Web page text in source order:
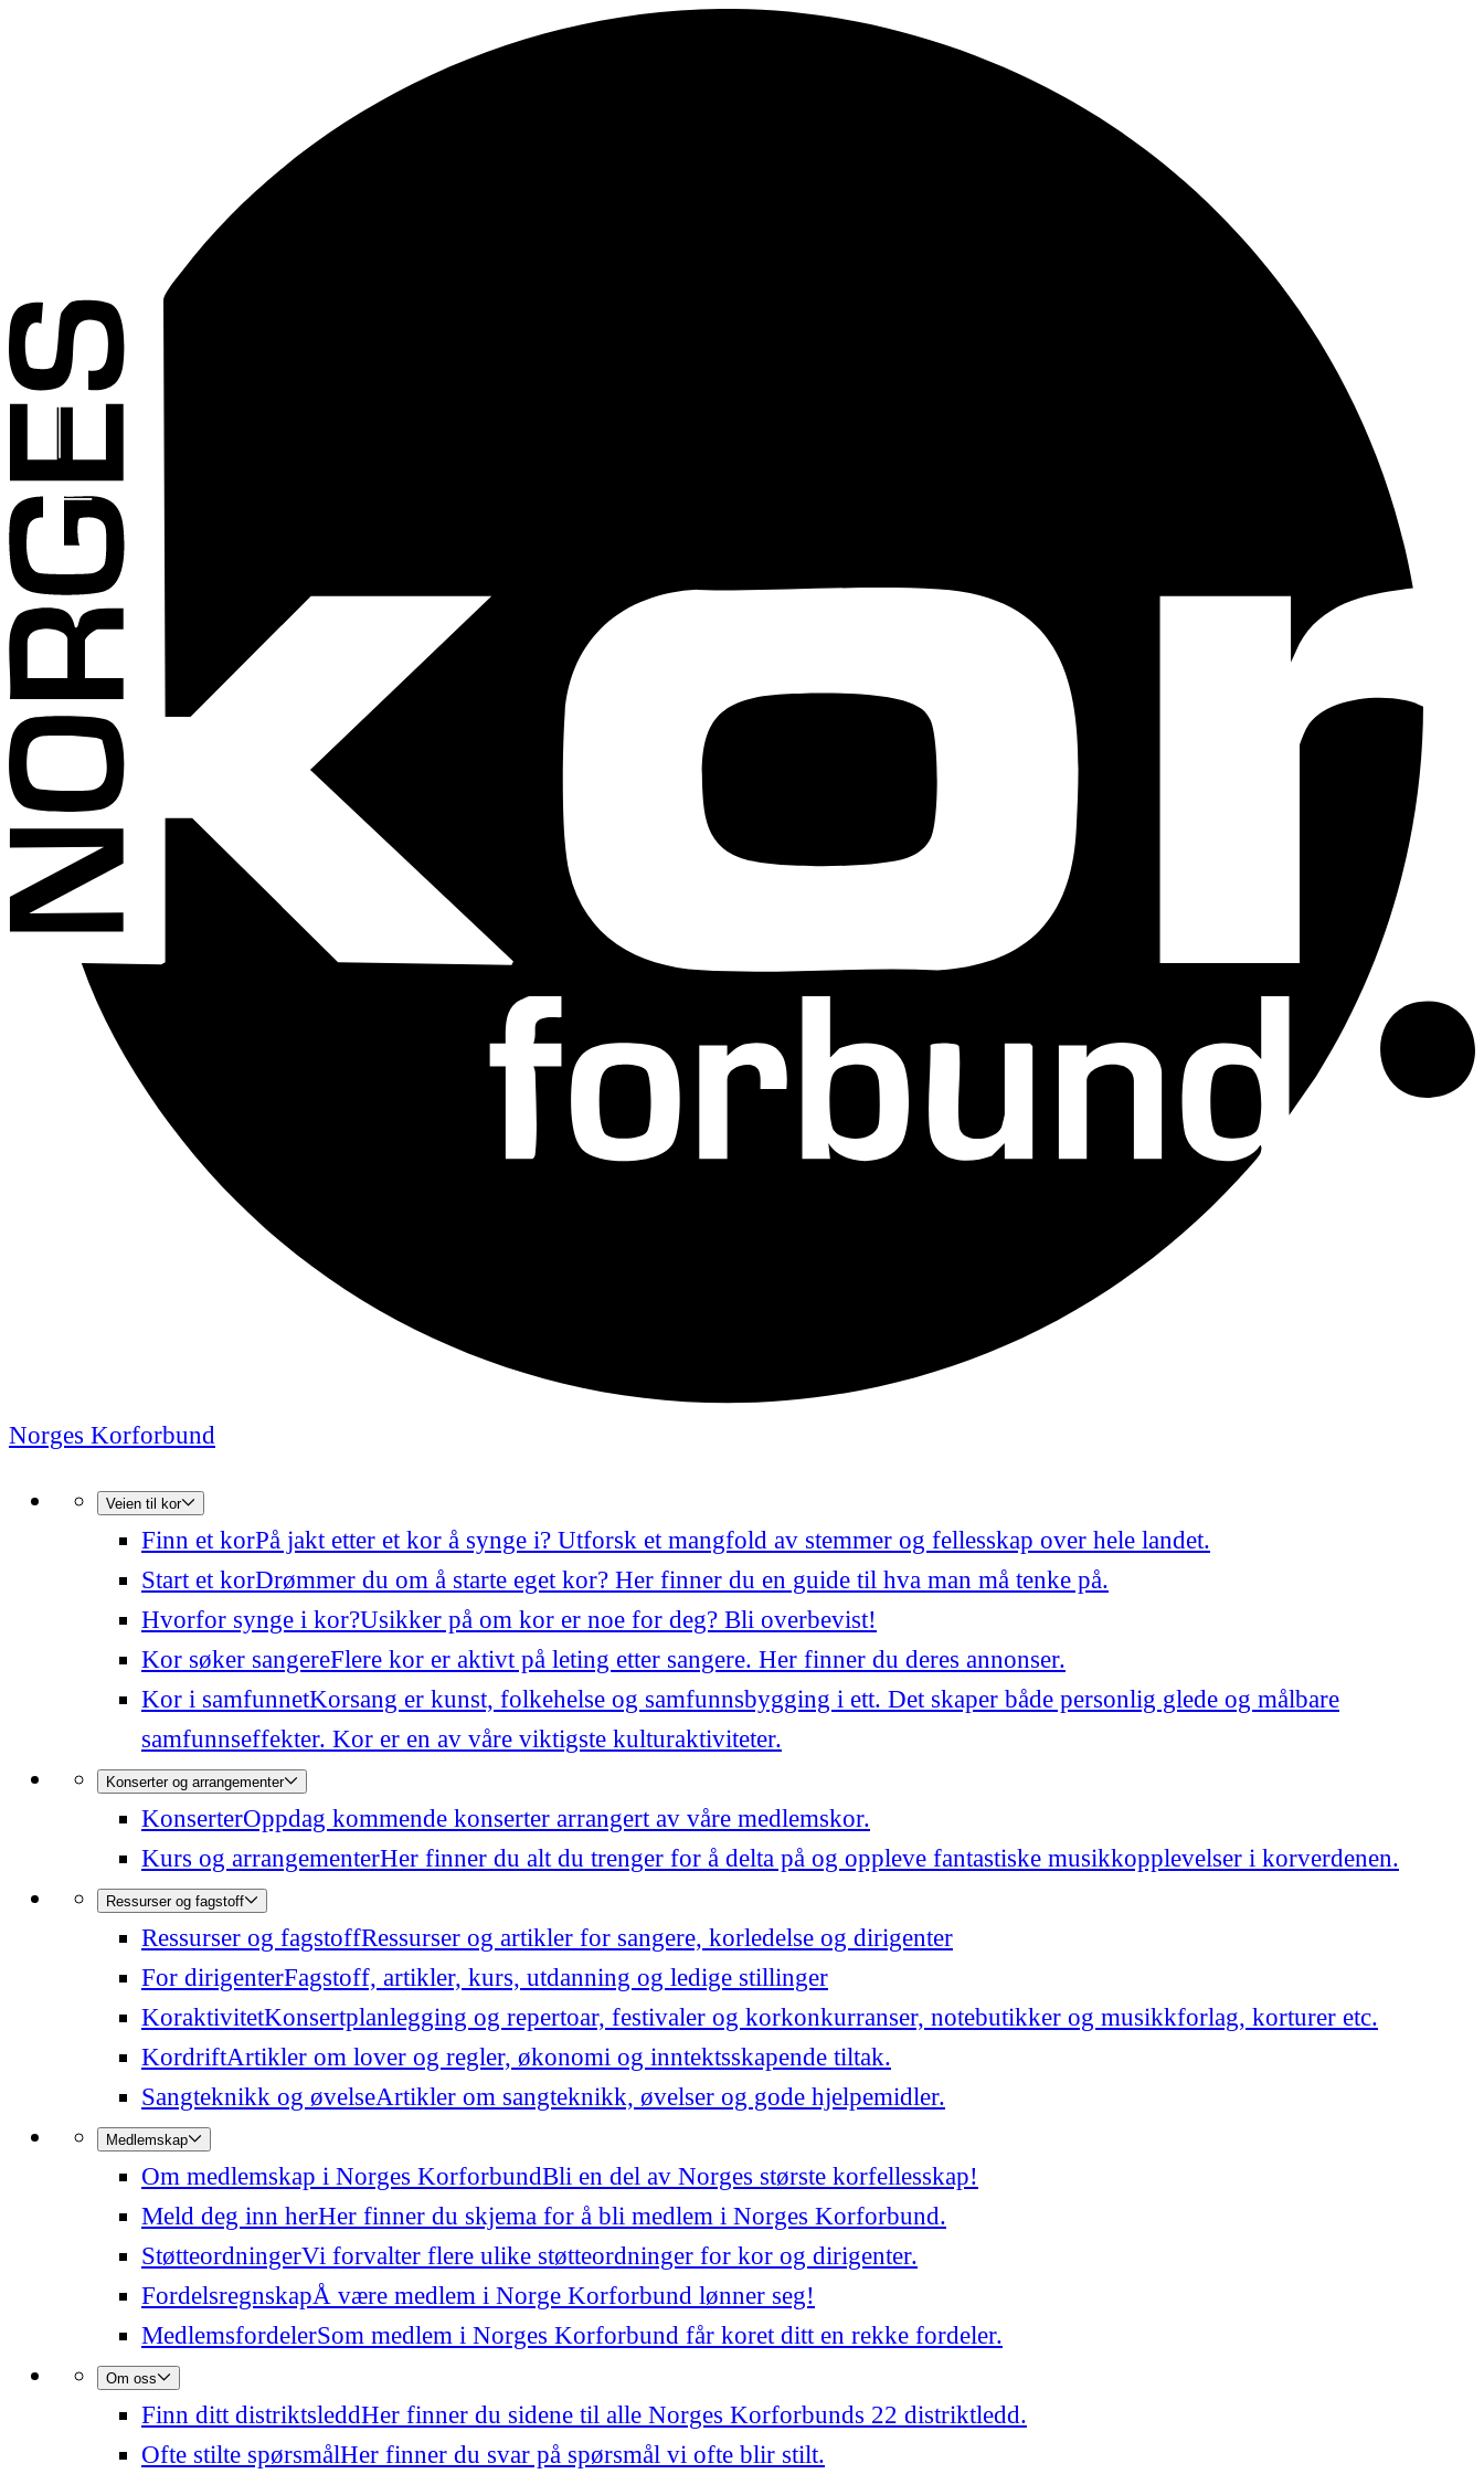
Norges Korforbund
Veien til kor
Finn et korPå jakt etter et kor å synge i? Utforsk et mangfold av stemmer og fellesskap over hele landet.
Start et korDrømmer du om å starte eget kor? Her finner du en guide til hva man må tenke på.
Hvorfor synge i kor?Usikker på om kor er noe for deg? Bli overbevist!
Kor søker sangereFlere kor er aktivt på leting etter sangere. Her finner du deres annonser.
Kor i samfunnetKorsang er kunst, folkehelse og samfunnsbygging i ett. Det skaper både personlig glede og målbare
samfunnseffekter. Kor er en av våre viktigste kulturaktiviteter.
Konserter og arrangementer
KonserterOppdag kommende konserter arrangert av våre medlemskor.
Kurs og arrangementerHer finner du alt du trenger for å delta på og oppleve fantastiske musikkopplevelser i korverdenen.
Ressurser og fagstoff
Ressurser og fagstoffRessurser og artikler for sangere, korledelse og dirigenter
For dirigenterFagstoff, artikler, kurs, utdanning og ledige stillinger
KoraktivitetKonsertplanlegging og repertoar, festivaler og korkonkurranser, notebutikker og musikkforlag, korturer etc.
KordriftArtikler om lover og regler, økonomi og inntektsskapende tiltak.
Sangteknikk og øvelseArtikler om sangteknikk, øvelser og gode hjelpemidler.
Medlemskap
Om medlemskap i Norges KorforbundBli en del av Norges største korfellesskap!
Meld deg inn herHer finner du skjema for å bli medlem i Norges Korforbund.
StøtteordningerVi forvalter flere ulike støtteordninger for kor og dirigenter.
FordelsregnskapÅ være medlem i Norge Korforbund lønner seg!
MedlemsfordelerSom medlem i Norges Korforbund får koret ditt en rekke fordeler.
Om oss
Finn ditt distriktsleddHer finner du sidene til alle Norges Korforbunds 22 distriktledd.
Ofte stilte spørsmålHer finner du svar på spørsmål vi ofte blir stilt.